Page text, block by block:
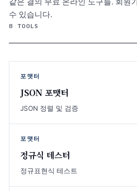
수 있습니다.
8 TOOLS
포맷터
JSON 포맷터
JSON 정렬 및 검증
포맷터
정규식 테스터
정규표현식 테스트